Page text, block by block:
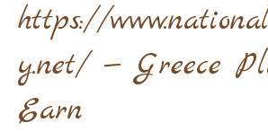
https://
y.net/ — Greece
Earn